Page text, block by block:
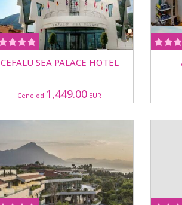
CEFALU SEA PALACE HOTEL
Cene od 1,449.00 EUR